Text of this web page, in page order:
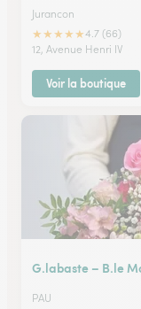
Jurancon
★★★★★4.7 (66)
12, Avenue Henri IV
Voir la boutique
G.labaste – B.le
PAU